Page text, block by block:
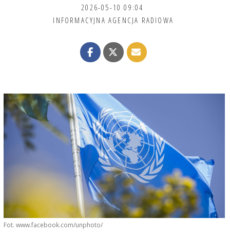
2026-05-10 09:04
INFORMACYJNA AGENCJA RADIOWA
Fot. www.facebook.com/unphoto/